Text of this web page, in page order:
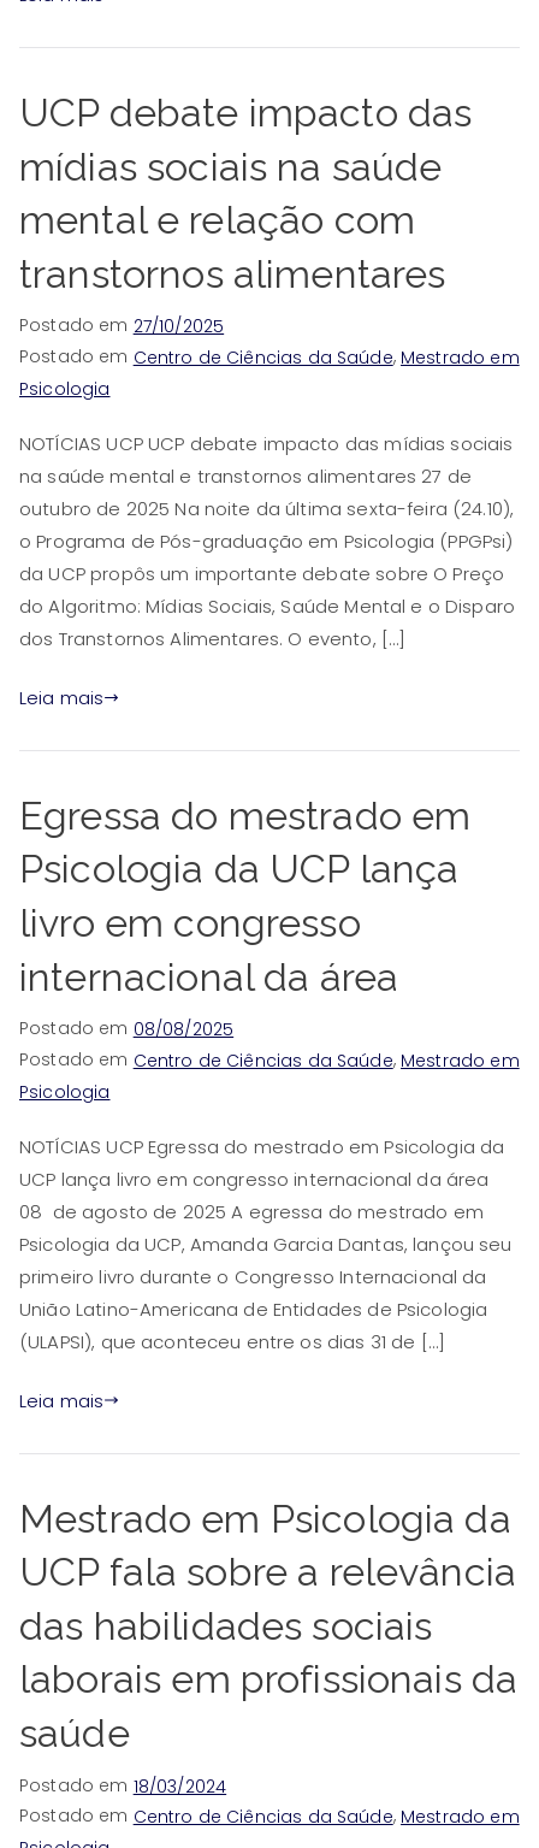
UCP debate impacto das
mídias sociais na saúde
mental e relação com
transtornos alimentares
Postado em 27/10/2025
Postado em Centro de Ciências da Saúde, Mestrado em
Psicologia
NOTÍCIAS UCP UCP debate impacto das mídias sociais
na saúde mental e transtornos alimentares 27 de
outubro de 2025 Na noite da última sexta-feira (24.10),
o Programa de Pós-graduação em Psicologia (PPGPsi)
da UCP propôs um importante debate sobre O Preço
do Algoritmo: Mídias Sociais, Saúde Mental e o Disparo
dos Transtornos Alimentares. O evento, […]
Leia mais
Egressa do mestrado em
Psicologia da UCP lança
livro em congresso
internacional da área
Postado em 08/08/2025
Postado em Centro de Ciências da Saúde, Mestrado em
Psicologia
NOTÍCIAS UCP Egressa do mestrado em Psicologia da
UCP lança livro em congresso internacional da área
08 de agosto de 2025 A egressa do mestrado em
Psicologia da UCP, Amanda Garcia Dantas, lançou seu
primeiro livro durante o Congresso Internacional da
União Latino-Americana de Entidades de Psicologia
(ULAPSI), que aconteceu entre os dias 31 de […]
Leia mais
Mestrado em Psicologia da
UCP fala sobre a relevância
das habilidades sociais
laborais em profissionais da
saúde
Postado em 18/03/2024
Postado em Centro de Ciências da Saúde, Mestrado em